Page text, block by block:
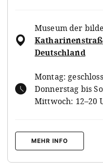
Museum der
Deutschland
Montag:
Donnerstag bis
Mittwoch: 12–20
MEHR INFO